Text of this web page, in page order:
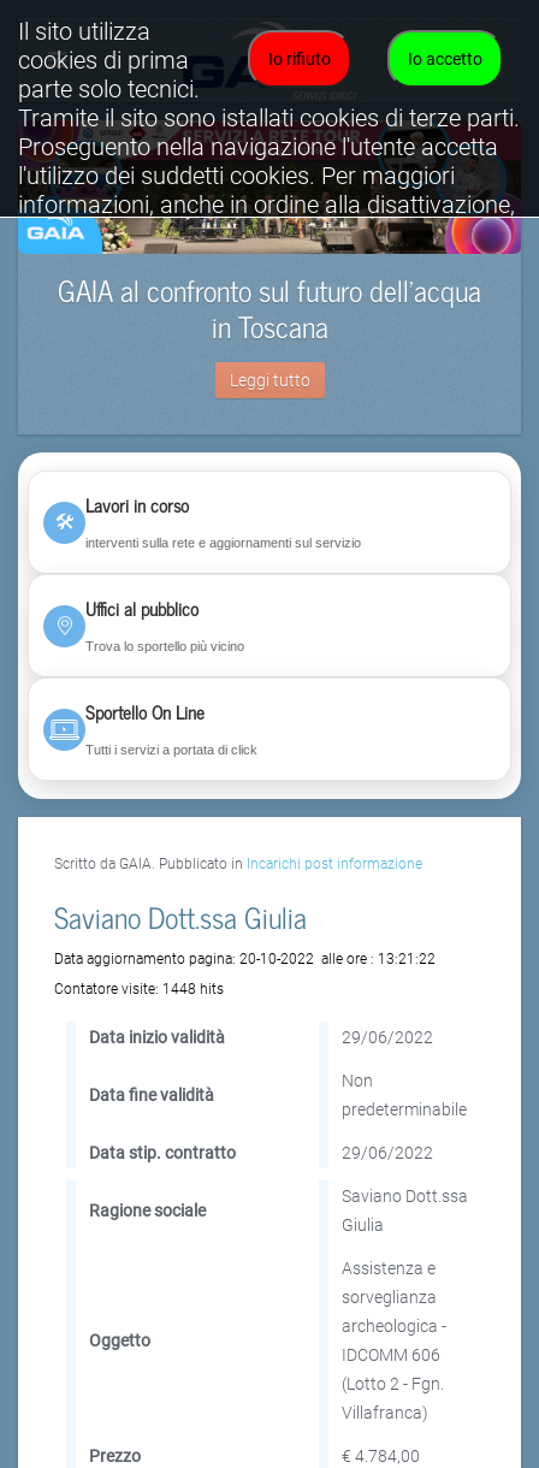
GAIA al confronto sul futuro dell’acqua
in Toscana
Leggi tutto
🛠
Lavori in corso
interventi sulla rete e aggiornamenti sul servizio
Uffici al pubblico
Trova lo sportello più vicino
Sportello On Line
Tutti i servizi a portata di click
Scritto da GAIA. Pubblicato in Incarichi post informazione
Saviano Dott.ssa Giulia
Data aggiornamento pagina: 20-10-2022 alle ore : 13:21:22
Contatore visite: 1448 hits
Data inizio validità 29/06/2022
Data fine validità
Non
predeterminabile
Data stip. contratto 29/06/2022
Ragione sociale
Saviano Dott.ssa
Giulia
Oggetto
Assistenza e
sorveglianza
archeologica -
IDCOMM 606
(Lotto 2 - Fgn.
Villafranca)
Prezzo € 4.784,00
Io accetto
Io rifiuto
Il sito utilizza
cookies di prima
parte solo tecnici.
Tramite il sito sono istallati cookies di terze parti.
Proseguento nella navigazione l'utente accetta
l'utilizzo dei suddetti cookies. Per maggiori
informazioni, anche in ordine alla disattivazione,
è possibile consultare l'informativa cookies
completa.
Visualizza informativa completa.